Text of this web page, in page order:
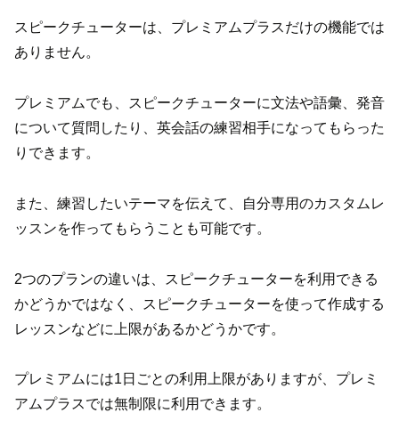
スピークチューターは、プレミアムプラスだけの機能では
ありません。
プレミアムでも、スピークチューターに文法や語彙、発音
について質問したり、英会話の練習相手になってもらった
りできます。
また、練習したいテーマを伝えて、自分専用のカスタムレ
ッスンを作ってもらうことも可能です。
2つのプランの違いは、スピークチューターを利用できる
かどうかではなく、スピークチューターを使って作成する
レッスンなどに上限があるかどうかです。
プレミアムには1日ごとの利用上限がありますが、プレミ
アムプラスでは無制限に利用できます。